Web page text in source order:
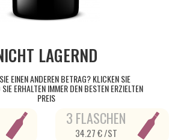
LAGERND
EINEN ANDEREN BETRAG? KLICKEN SIE
ERHALTEN IMMER DEN BESTEN ERZIELTEN
PREIS
3 FLASCHEN
34.27 € /ST